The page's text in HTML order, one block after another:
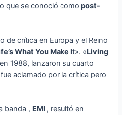
que se conoció como post-
de crítica en Europa y el Reino
What You Make It». «Living
1988, lanzaron su cuarto
fue aclamado por la crítica pero
banda , EMI , resultó en